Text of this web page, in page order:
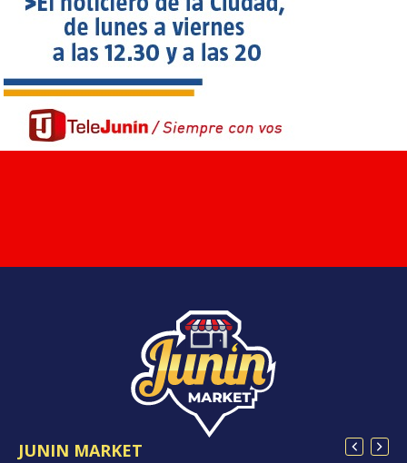
JUNIN MARKET